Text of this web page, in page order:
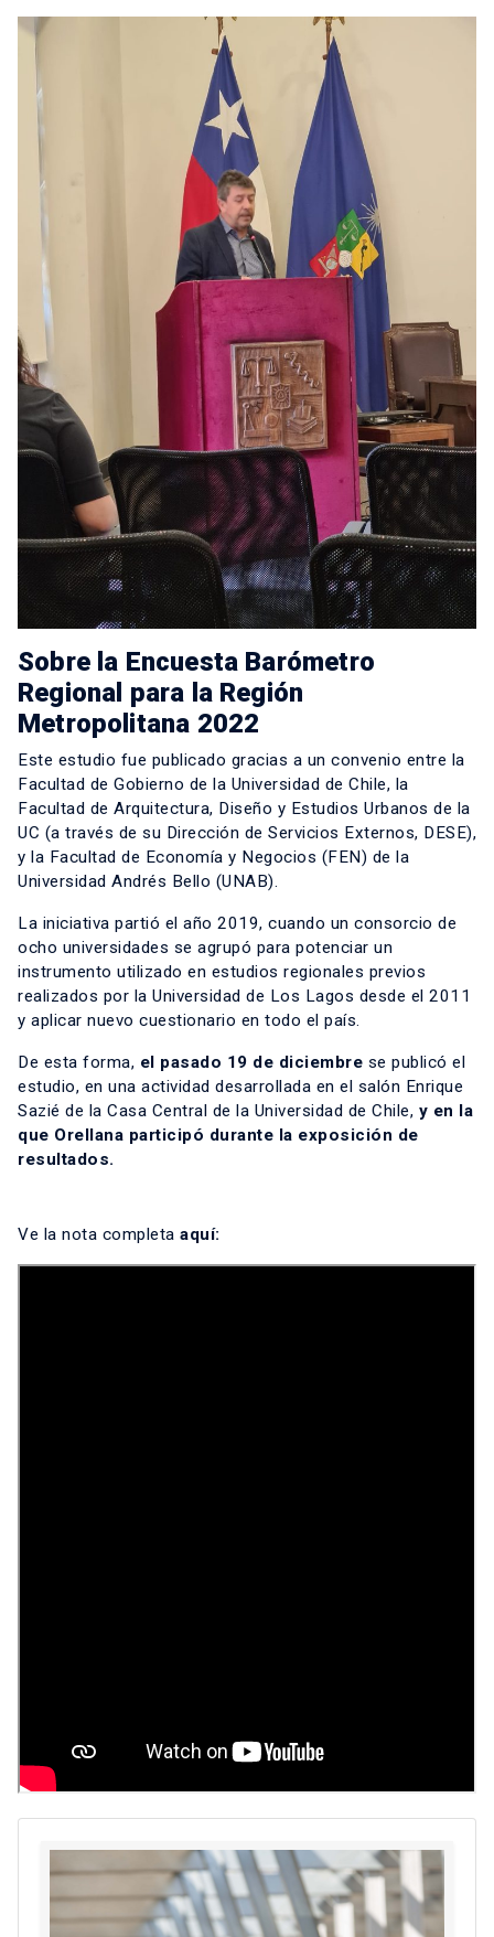
Sobre la Encuesta Barómetro
Regional para la Región
Metropolitana 2022
Este estudio fue publicado gracias a un convenio entre la
Facultad de Gobierno de la Universidad de Chile, la
Facultad de Arquitectura, Diseño y Estudios Urbanos de la
UC (a través de su Dirección de Servicios Externos, DESE),
y la Facultad de Economía y Negocios (FEN) de la
Universidad Andrés Bello (UNAB).
La iniciativa partió el año 2019, cuando un consorcio de
ocho universidades se agrupó para potenciar un
instrumento utilizado en estudios regionales previos
realizados por la Universidad de Los Lagos desde el 2011
y aplicar nuevo cuestionario en todo el país.
De esta forma, el pasado 19 de diciembre se publicó el
estudio, en una actividad desarrollada en el salón Enrique
Sazié de la Casa Central de la Universidad de Chile, y en la
que Orellana participó durante la exposición de
resultados.
Ve la nota completa aquí: